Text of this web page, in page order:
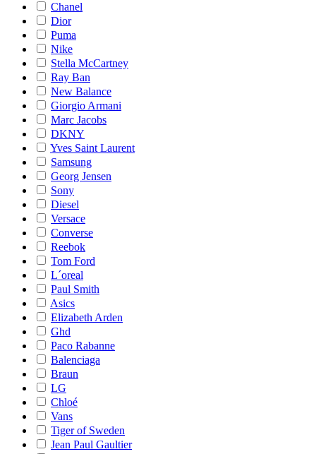
Chanel
Dior
Puma
Nike
Stella McCartney
Ray Ban
New Balance
Giorgio Armani
Marc Jacobs
DKNY
Yves Saint Laurent
Samsung
Georg Jensen
Sony
Diesel
Versace
Converse
Reebok
Tom Ford
L´oreal
Paul Smith
Asics
Elizabeth Arden
Ghd
Paco Rabanne
Balenciaga
Braun
LG
Chloé
Vans
Tiger of Sweden
Jean Paul Gaultier